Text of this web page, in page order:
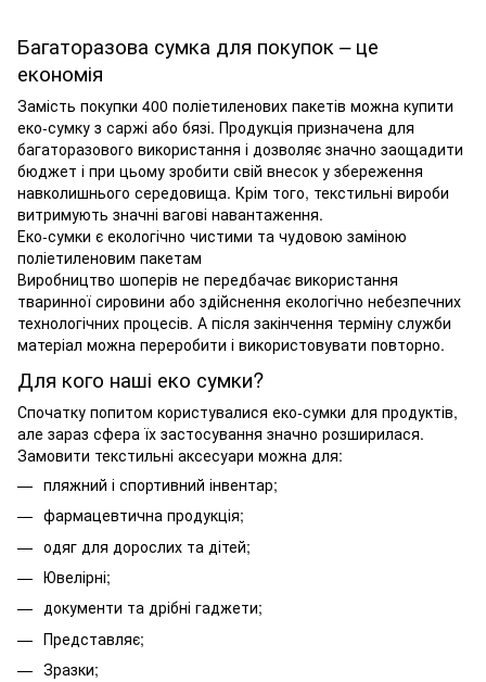
Багаторазова сумка для покупок – це
економія
Замість покупки 400 поліетиленових пакетів можна купити
еко-сумку з саржі або бязі. Продукція призначена для
багаторазового використання і дозволяє значно заощадити
бюджет і при цьому зробити свій внесок у збереження
навколишнього середовища. Крім того, текстильні вироби
витримують значні вагові навантаження.
Еко-сумки є екологічно чистими та чудовою заміною
поліетиленовим пакетам
Виробництво шоперів не передбачає використання
тваринної сировини або здійснення екологічно небезпечних
технологічних процесів. А після закінчення терміну служби
матеріал можна переробити і використовувати повторно.
Для кого наші еко сумки?
Спочатку попитом користувалися еко-сумки для продуктів,
але зараз сфера їх застосування значно розширилася.
Замовити текстильні аксесуари можна для:
пляжний і спортивний інвентар;
фармацевтична продукція;
одяг для дорослих та дітей;
Ювелірні;
документи та дрібні гаджети;
Представляє;
Зразки;